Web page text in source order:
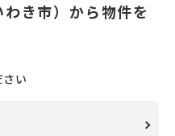
き市）から物件を
い